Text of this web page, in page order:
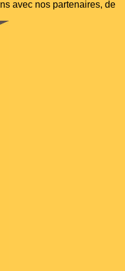
avec nos partenaires, de